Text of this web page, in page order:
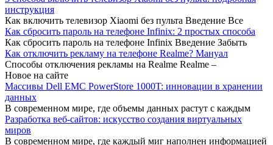
инструкция
Как включить телевизор Xiaomi без пульта Введение Все
Как сбросить пароль на телефоне Infinix: 2 простых способа
Как сбросить пароль на телефоне Infinix Введение Забыть
Как отключить рекламу на телефоне Realme? Мануал
Способы отключения рекламы на Realme Realme –
Новое на сайте
Массивы Dell EMC PowerStore 1000T: инновации в хранении
данных
В современном мире, где объемы данных растут с каждым
Разработка веб-сайтов: искусство создания виртуальных
миров
В современном мире, где каждый миг наполнен информацией